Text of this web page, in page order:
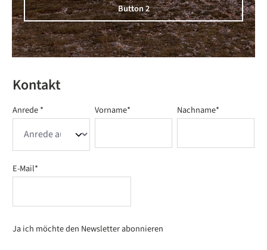
Button 2
Kontakt
Anrede * Vorname* Nachname*
E-Mail*
Ja ich möchte den Newsletter abonnieren